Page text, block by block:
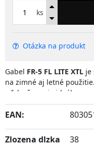
ks
Otázka na produkt
Gabel FR-5 FL LITE XTL je
na zimné aj letné
vďaka čomu je ideálnou
splitboarding, výlety na
podobné aktivity.
EAN:
Zlozena dlzka 38